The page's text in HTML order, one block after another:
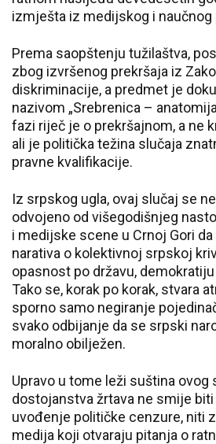
izmješta iz medijskog i
Prema saopštenju tužilaštva,
zbog izvršenog prekršaja iz
diskriminacije, a predmet je
nazivom „Srebrenica –
fazi riječ je o prekršajnom, a ne
ali je politička težina slučaja
pravne kvalifikacije.
Iz srpskog ugla, ovaj slučaj se
odvojeno od višegodišnjeg
i medijske scene u Crnoj Gori
narativa o kolektivnoj srpskoj
opasnost po državu,
Tako se, korak po korak, stvara
sporno samo negiranje
svako odbijanje da se srpski
moralno obilježen.
Upravo u tome leži suština ovog
dostojanstva žrtava ne smije
uvođenje političke cenzure, niti
medija koji otvaraju pitanja o